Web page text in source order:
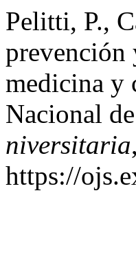
Pelitti, P.,
prevención
medicina y
Nacional
niversitaria,
https://